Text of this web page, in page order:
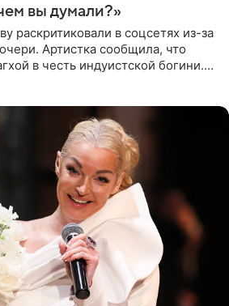
вы думали?»
раскритиковали в соцсетях из-за
Артистка сообщила, что
в честь индуистской богини.